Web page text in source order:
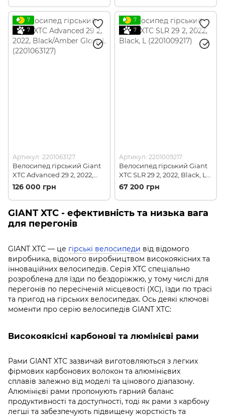
7
7
Артикул: 2201063127
Велосипед гірський Giant
XTC Advanced 29 2, 2022,
Black/Amber Glow, L
(2201063127)
126 000 грн
7
7
Артикул: 2201009217
Велосипед гірський Giant
XTC SLR 29 2, 2022, Black, L
(2201009217)
67 200 грн
GIANT XTC - ефективність та низька вага
для перегонів
GIANT XTC — це гірські велосипеди від відомого
виробника, відомого виробництвом високоякісних та
інноваційних велосипедів. Серія XTC спеціально
розроблена для їзди по бездоріжжю, у тому числі для
перегонів по пересіченій місцевості (XC), їзди по трасі
та пригод на гірських велосипедах. Ось деякі ключові
моменти про серію велосипедів GIANT XTC:
Високоякісні карбонові та люмінієві рами
Рами GIANT XTC зазвичай виготовляються з легких
фірмових карбонових волокон та алюмінієвих
сплавів залежно від моделі та цінового діапазону.
Алюмінієві рами пропонують гарний баланс
продуктивності та доступності, тоді як рами з карбону
легші та забезпечують підвищену жорсткість та